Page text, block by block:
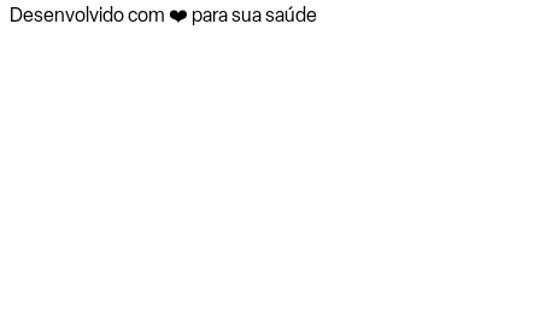
Desenvolvido com ❤️ para sua saúde